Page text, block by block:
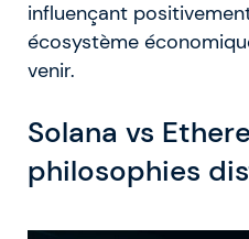
influençant
écosystème
venir.
Solana vs
philosophies